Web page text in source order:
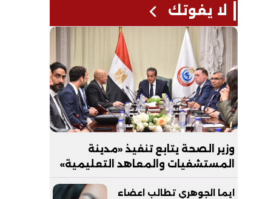
لا يفوتك
وزير الصحة يتابع تنفيذ «مدينة
المستشفيات والمعاهد التعليمية»
بالعاصمة الجديدة
ايما الجوهري تطالب اعضاء